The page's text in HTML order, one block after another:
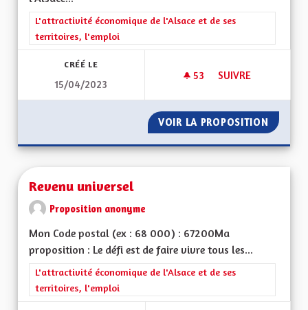
Filtrer les résultats de la catégorie : L'attractivité
L'attractivité économique de l'Alsace et de ses
territoires, l'emploi
CRÉÉ LE
15/04/2023
53 53 ABONNÉS
SUIVRE
VOIR LA PROPOSITION
Revenu universel
Proposition anonyme
Mon Code postal (ex : 68 000) : 67200Ma
proposition : Le défi est de faire vivre tous les...
Filtrer les résultats de la catégorie : L'attractivité
L'attractivité économique de l'Alsace et de ses
territoires, l'emploi